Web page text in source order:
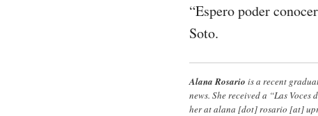
“Espero poder
Soto.
Alana Rosario is a recent
news. She received a “Las
her at alana [dot] rosario [at]